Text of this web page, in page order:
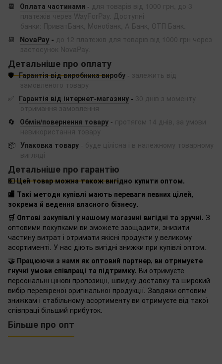
📆
Оплата частинами - для товарів від 1000 грн, до 3
платежів через WayForPay. Доступні
банки: ПриватБанк, Монобанк, А-Банк, ОТП Банк.
📆
NovaPay - до 12 платежів для товарів від 1000 грн через
застосунок NovaPay.
Детальніше про оплату
🛡️ Гарантія від виробника виробу - залежить від
замовленого товару
✅ Гарантія від інтернет-магазину - 30 днів з моменту
отримання замовлення
🔄
Обмін/повернення товару - протягом 14 днів, за умови
невикористання товару
📦 Упаковка товару - буде цілісна і в належному товарному
вигляді
Детальніше про гарантію
💵 Цей товар можна також вигідно купити оптом.
🏬 Такі методи купівлі мають переваги певних цілей,
зокрема й ведення власного бізнесу.
🛒 Оптові закупівлі у нашому магазині вигідні та зручні. З
оптовими покупками ви зможете заощадити, знизити
частину витрат і отримати якісні продукти у великому
асортименті. У нас діють вигідні знижки при купівлі оптом.
🤝 Працюючи з нами як оптовий партнер, ви отримуєте
гнучкі умови співпраці та підтримку. Ви отримуєте
персональні цінові пропозиції, швидку доставку та широкий
вибір перевіреної оригінальної продукції. Завдяки оптовим
знижкам і стабільному асортименту ви отримуєте від такої
співпраці більший прибуток.
Більше про опт